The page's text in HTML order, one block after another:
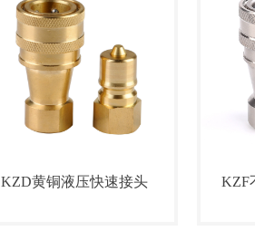
KZD黄铜液压快速接头 KZF